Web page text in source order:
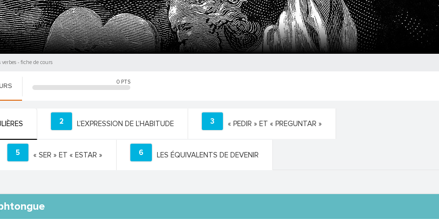
verbes - fiche de cours
0 PTS
2 L’EXPRESSION DE L’HABITUDE 3 « PEDIR » ET « PREGUNTAR »
5 « SER » ET « ESTAR » 6 LES ÉQUIVALENTS DE DEVENIR